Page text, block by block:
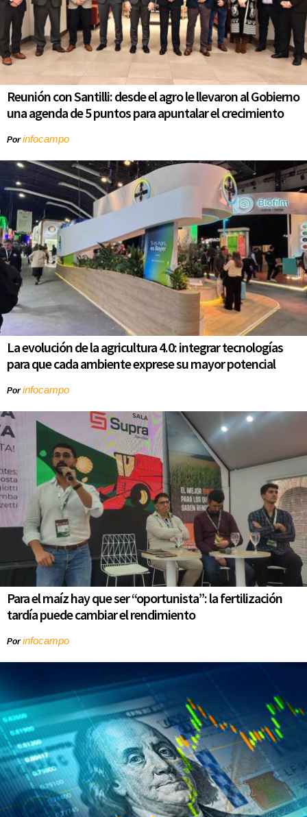
Reunión con Santilli: desde el agro le llevaron al Gobierno
una agenda de 5 puntos para apuntalar el crecimiento
Porinfocampo
La evolución de la agricultura 4.0: integrar tecnologías
para que cada ambiente exprese su mayor potencial
Porinfocampo
Para el maíz hay que ser “oportunista”: la fertilización
tardía puede cambiar el rendimiento
Porinfocampo